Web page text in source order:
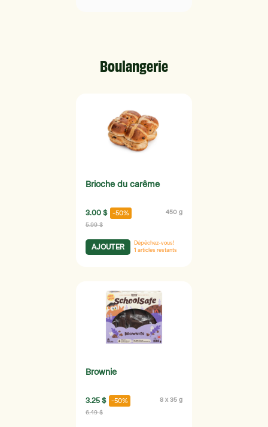
Boulangerie
Brioche du carême
3.00 $ -50% 450 g
5.99 $
AJOUTER
Dépêchez-vous!
1 articles restants
Brownie
3.25 $ -50% 8 x 35 g
6.49 $